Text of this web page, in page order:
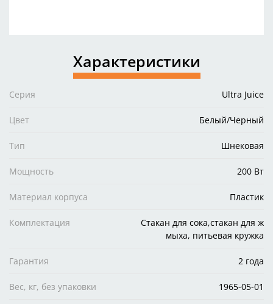
Характеристики
Серия Ultra Juice
Цвет Белый/Черный
Тип Шнековая
Мощность 200 Вт
Материал корпуса Пластик
Комплектация
Стакан для сока,стакан для ж
мыха, питьевая кружка
Гарантия 2 года
Вес, кг, без упаковки 1965-05-01